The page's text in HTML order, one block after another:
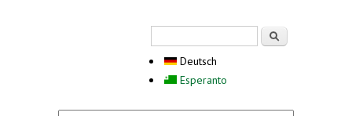
Deutsch
Esperanto